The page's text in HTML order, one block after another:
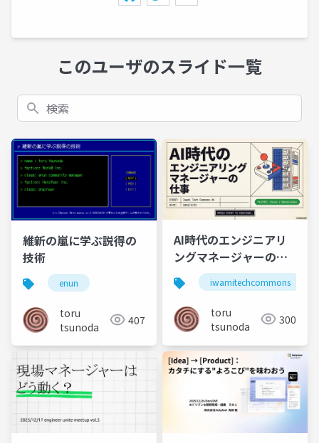
このユーザのスライド一覧
検索
維新の嵐に学ぶ説得の
技術
enun
toru
tsunoda
407
AI時代のエンジニアリ
ングマネージャーの仕
事
iwamitechcommons
toru
tsunoda
300